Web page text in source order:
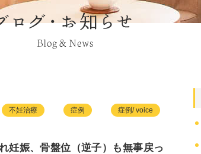
不妊治療 症例
症例/ voice
妊娠、骨盤位（逆子）も無事戻っ